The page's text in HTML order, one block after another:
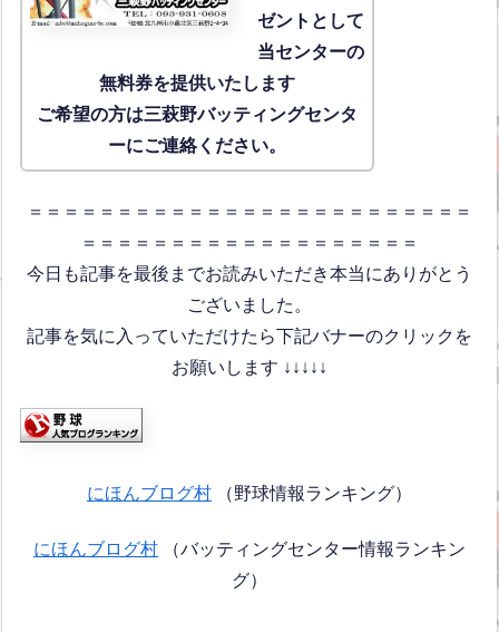
ゼントとして
当センターの
無料券を提供いたします
ご希望の方は三萩野バッティングセンタ
ーにご連絡ください。
＝＝＝＝＝＝＝＝＝＝＝＝＝＝＝＝＝＝＝＝＝＝＝＝＝
＝＝＝＝＝＝＝＝＝＝＝＝＝＝＝＝＝＝＝
今日も記事を最後までお読みいただき本当にありがとう
ございました。
記事を気に入っていただけたら下記バナーのクリックを
お願いします ↓↓↓↓↓
にほんブログ村 （野球情報ランキング）
にほんブログ村 （バッティングセンター情報ランキン
グ）